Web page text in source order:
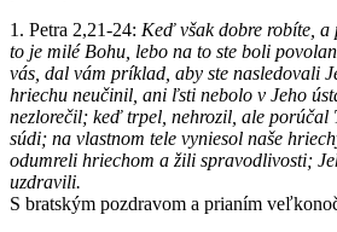
1. Petra 2,21-24: Keď však dobre robíte, a
to je milé Bohu, lebo na to ste boli
vás, dal vám príklad, aby ste nasledovali
hriechu neučinil, ani ľsti nebolo v Jeho
nezlorečil; keď trpel, nehrozil, ale porúčal
súdi; na vlastnom tele vyniesol naše
odumreli hriechom a žili spravodlivosti;
uzdravili.
S bratským pozdravom a prianím